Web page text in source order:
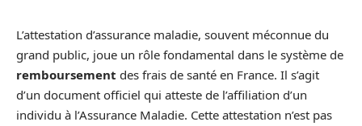
L’attestation d’assurance maladie, souvent méconnue du
grand public, joue un rôle fondamental dans le système de
remboursement des frais de santé en France. Il s’agit
d’un document officiel qui atteste de l’affiliation d’un
individu à l’Assurance Maladie. Cette attestation n’est pas